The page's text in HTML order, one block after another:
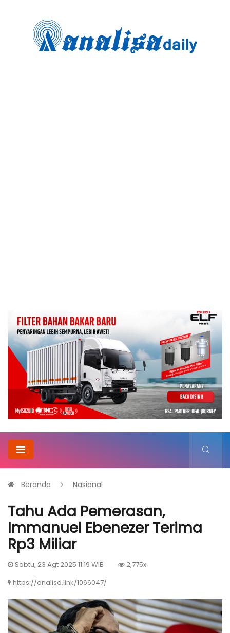
Beranda Nasional
Tahu Ada Pemerasan,
Immanuel Ebenezer Terima
Rp3 Miliar
Sabtu, 23 Agt 2025 11:19 WIB
2,775x
https://analisa.link/1066047/